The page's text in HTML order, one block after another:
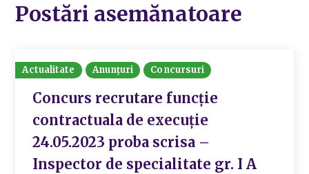
Postări asemănatoare
Actualitate Anunțuri Concursuri
Concurs recrutare funcție
contractuala de execuție
24.05.2023 proba scrisa –
Inspector de specialitate gr. I A